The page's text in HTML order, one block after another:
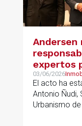
Andersen
expertos
retos del
España
03/06/2026
El acto ha
Antonio Ñudi,
Urbanismo